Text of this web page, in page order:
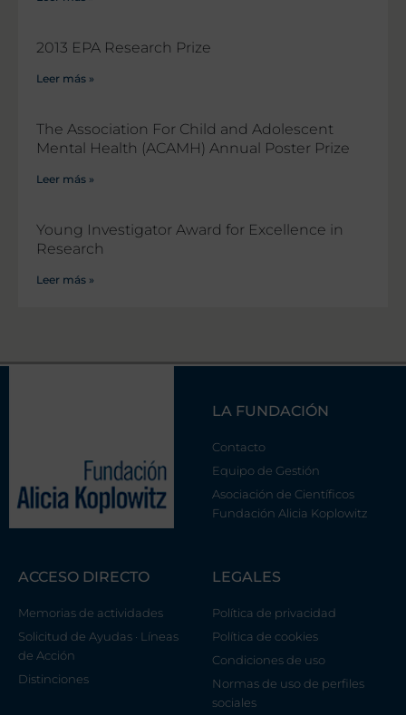
2013 EPA Research Prize
Leer más »
The Association For Child and Adolescent
Mental Health (ACAMH) Annual Poster Prize
Leer más »
Young Investigator Award for Excellence in
Research
Leer más »
LA FUNDACIÓN
Contacto
Equipo de Gestión
Asociación de Científicos
Fundación Alicia Koplowitz
ACCESO DIRECTO
Memorias de actividades
Solicitud de Ayudas · Líneas
de Acción
Distinciones
LEGALES
Política de privacidad
Política de cookies
Condiciones de uso
Normas de uso de perfiles
sociales